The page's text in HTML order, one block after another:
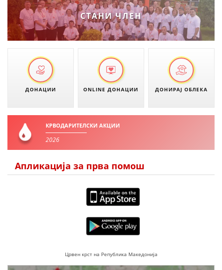
ПРИРАЧНИЦИ
ЕДУКАТИВНО ИНФОРМАТИВНИ МАТЕРИЈАЛИ
БРОШУРИ
СТАНИ ЧЛЕН
ДОНАЦИИ ONLINE ДОНАЦИИ ДОНИРАЈ ОБЛЕКА
КРВОДАРИТЕЛСКИ АКЦИИ
2026
Апликација за прва помош
Црвен крст на Република Македонија